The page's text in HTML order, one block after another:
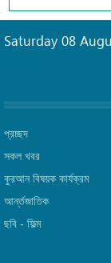
Saturday 08
প্রচ্ছদ
সকল খবর
কুরআন বিষয়ক কার্যক্রম
আর্ন্তজাতিক
ছবি‎ - ফিল্ম